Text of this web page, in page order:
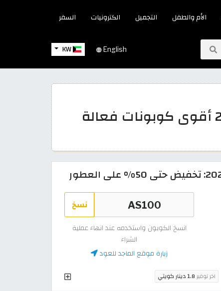
الأم والطفل التجميل الكترونيات السفر
KW English
عروض الماجد للعود الكويت 2026 أقوى كوبونات فعالة
نسخ
انسخ الكوبون واستخدمه عند انهاء عملية
الشراء
زيارة موقع الماجد للعود
اخر توفير1.8 دينار كويتي